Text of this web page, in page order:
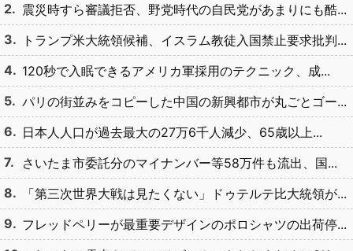
震災時すら審議拒否、野党時代の自民党があまりにも酷...
トランプ米大統領候補、イスラム教徒入国禁止要求批判...
120秒で入眠できるアメリカ軍採用のテクニック、成...
パリの街並みをコピーした中国の新興都市が丸ごとゴー...
日本人人口が過去最大の27万6千人減少、65歳以上...
さいたま市委託分のマイナンバー等58万件も流出、国...
「第三次世界大戦は見たくない」ドゥテルテ比大統領が...
フレッドペリーが最重要デザインのポロシャツの出荷停...